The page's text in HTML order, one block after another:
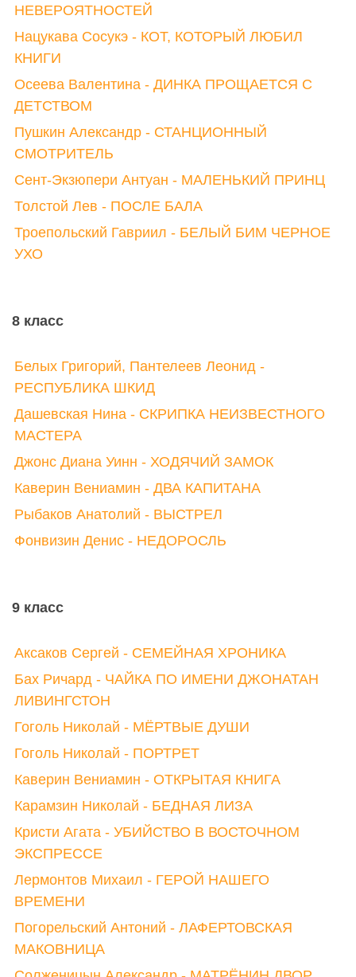
НЕВЕРОЯТНОСТЕЙ
Нацукава Сосукэ - КОТ, КОТОРЫЙ ЛЮБИЛ
КНИГИ
Осеева Валентина - ДИНКА ПРОЩАЕТСЯ С
ДЕТСТВОМ
Пушкин Александр - СТАНЦИОННЫЙ
СМОТРИТЕЛЬ
Сент-Экзюпери Антуан - МАЛЕНЬКИЙ ПРИНЦ
Толстой Лев - ПОСЛЕ БАЛА
Троепольский Гавриил - БЕЛЫЙ БИМ ЧЕРНОЕ
УХО
8 класс
Белых Григорий, Пантелеев Леонид -
РЕСПУБЛИКА ШКИД
Дашевская Нина - СКРИПКА НЕИЗВЕСТНОГО
МАСТЕРА
Джонс Диана Уинн - ХОДЯЧИЙ ЗАМОК
Каверин Вениамин - ДВА КАПИТАНА
Рыбаков Анатолий - ВЫСТРЕЛ
Фонвизин Денис - НЕДОРОСЛЬ
9 класс
Аксаков Сергей - СЕМЕЙНАЯ ХРОНИКА
Бах Ричард - ЧАЙКА ПО ИМЕНИ ДЖОНАТАН
ЛИВИНГСТОН
Гоголь Николай - МЁРТВЫЕ ДУШИ
Гоголь Николай - ПОРТРЕТ
Каверин Вениамин - ОТКРЫТАЯ КНИГА
Карамзин Николай - БЕДНАЯ ЛИЗА
Кристи Агата - УБИЙСТВО В ВОСТОЧНОМ
ЭКСПРЕССЕ
Лермонтов Михаил - ГЕРОЙ НАШЕГО
ВРЕМЕНИ
Погорельский Антоний - ЛАФЕРТОВСКАЯ
МАКОВНИЦА